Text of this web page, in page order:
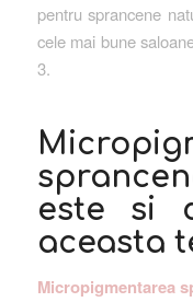
pentru sprancene
cele mai bune
3.
este si
aceasta
Micropigmentarea